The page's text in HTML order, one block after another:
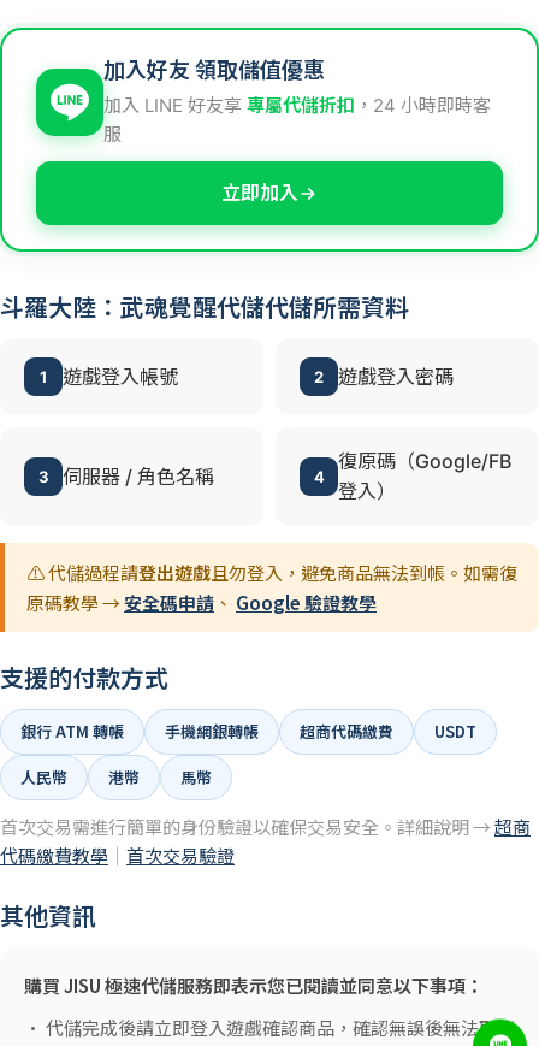
加入好友 領取儲值優惠
加入 LINE 好友享 專屬代儲折扣 ，24 小時即時客
服
立即加入
斗羅大陸：武魂覺醒代儲代儲所需資料
1 遊戲登入帳號 2 遊戲登入密碼
3 伺服器 / 角色名稱 4
復原碼（Google/FB
登入）
⚠️ 代儲過程請登出遊戲且勿登入，避免商品無法到帳。如需復
原碼教學 →安全碼申請 、 Google 驗證教學
支援的付款方式
銀行 ATM 轉帳 手機網銀轉帳 超商代碼繳費
USDT
人民幣
港幣 馬幣
首次交易需進行簡單的身份驗證以確保交易安全。詳細說明 →超商
代碼繳費教學 ｜ 首次交易驗證
其他資訊
購買 JISU 極速代儲服務即表示您已閱讀並同意以下事項：
• 代儲完成後請立即登入遊戲確認商品，確認無誤後無法取消